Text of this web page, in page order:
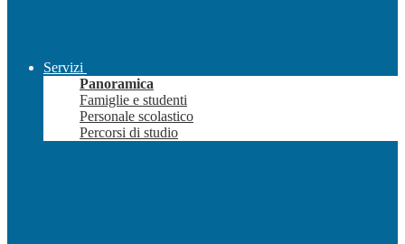
Servizi
Panoramica
Famiglie e studenti
Personale scolastico
Percorsi di studio